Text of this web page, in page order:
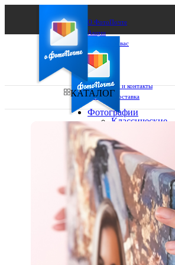
О ФотоПочте
Акции
Сделаем за вас
Бизнесу
FAQ
Франшиза
Поддержка и контакты
Оплата и доставка
Ваш город:
Ваш регион доставки
Выберите из списка:
КАТАЛОГ
Фотографии
Классические
10х15
13х18
15х15
15х20
20х20
20х30
30х30
30х40
А4
Фото